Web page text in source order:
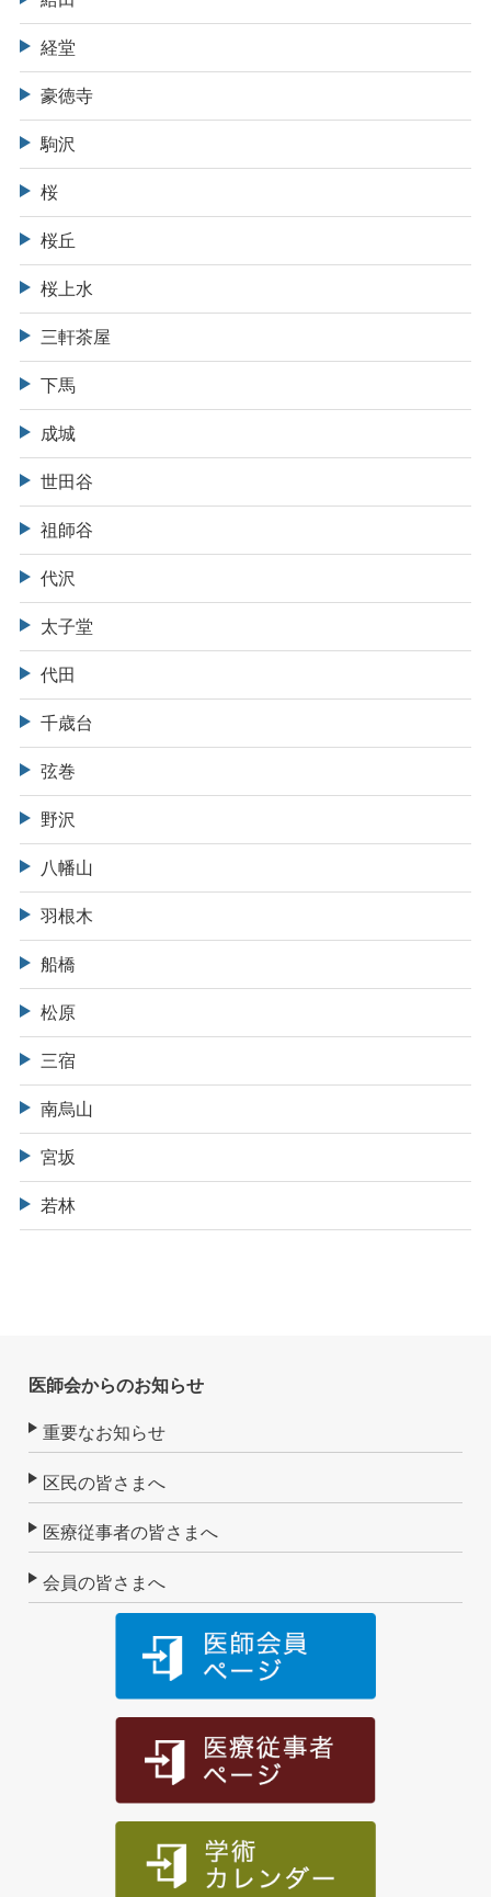
経堂
豪徳寺
駒沢
桜
桜丘
桜上水
三軒茶屋
下馬
成城
世田谷
祖師谷
代沢
太子堂
代田
千歳台
弦巻
野沢
八幡山
羽根木
船橋
松原
三宿
南烏山
宮坂
若林
医師会からのお知らせ
重要なお知らせ
区民の皆さまへ
医療従事者の皆さまへ
会員の皆さまへ